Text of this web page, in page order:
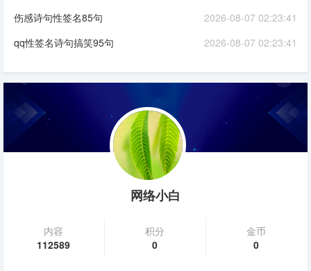
2026-08-07 02:23:41
伤感诗句性签名85句
2026-08-07 02:23:41
qq性签名诗句搞笑95句
网络小白
内容
112589
积分
0
金币
0